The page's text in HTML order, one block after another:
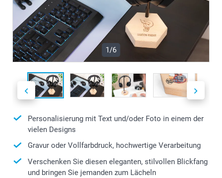
1/6
Personalisierung mit Text und/oder Foto in einem der
vielen Designs
Gravur oder Vollfarbdruck, hochwertige Verarbeitung
Verschenken Sie diesen eleganten, stilvollen Blickfang
und bringen Sie jemanden zum Lächeln